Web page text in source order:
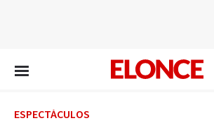
ESPECTÁCULOS